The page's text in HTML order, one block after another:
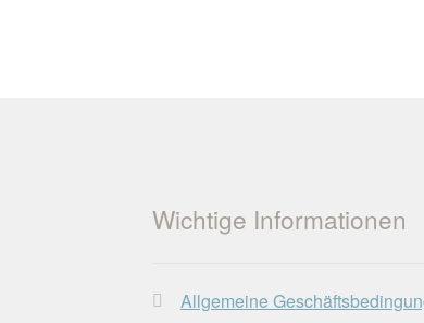
Wichtige Informationen
Allgemeine